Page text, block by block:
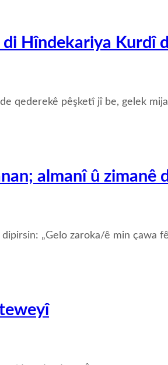
Hîndekariya Kurdî
qederekê pêşketî jî be, gelek
almanî û zimanê
„Gelo zaroka/ê min